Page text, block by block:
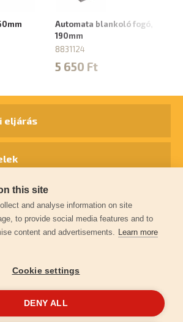
Automata blankoló fogó,
190mm
8831124
5 650 Ft
- Minden jog fenntartva
eljárás
védelme
this site
and analyse information on site
to provide social media features and to
content and advertisements. Learn more
Cookie settings
DENY ALL